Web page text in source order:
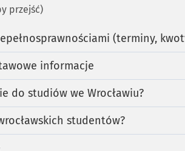
przejść)
(terminy,
informacje
do studiów we Wrocławiu?
studentów?